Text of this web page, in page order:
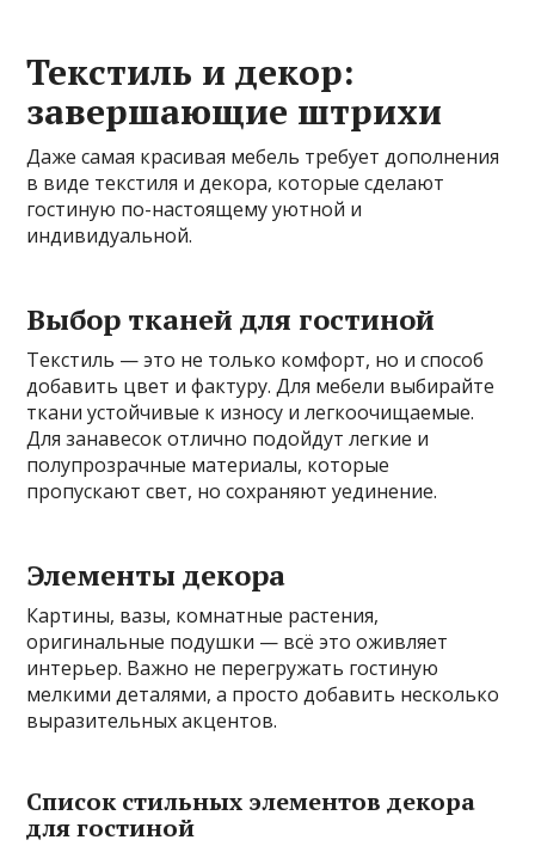
Текстиль и декор:
завершающие штрихи
Даже самая красивая мебель требует дополнения
в виде текстиля и декора, которые сделают
гостиную по-настоящему уютной и
индивидуальной.
Выбор тканей для гостиной
Текстиль — это не только комфорт, но и способ
добавить цвет и фактуру. Для мебели выбирайте
ткани устойчивые к износу и легкоочищаемые.
Для занавесок отлично подойдут легкие и
полупрозрачные материалы, которые
пропускают свет, но сохраняют уединение.
Элементы декора
Картины, вазы, комнатные растения,
оригинальные подушки — всё это оживляет
интерьер. Важно не перегружать гостиную
мелкими деталями, а просто добавить несколько
выразительных акцентов.
Список стильных элементов декора
для гостиной